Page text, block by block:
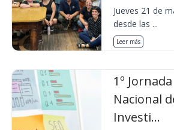
Jueves 21 de
desde las ...
Leer más
1º Jornada
Nacional
Investi...